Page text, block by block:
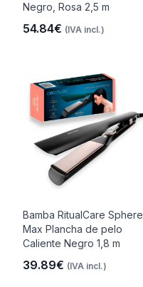
Negro, Rosa 2,5 m
54.84€ (IVA incl.)
Bamba RitualCare Sphere
Max Plancha de pelo
Caliente Negro 1,8 m
39.89€ (IVA incl.)